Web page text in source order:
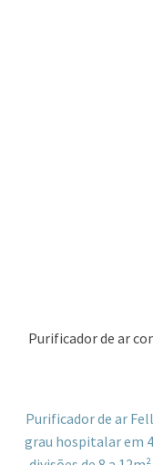
Purificador de ar
Purificador de ar
grau hospitalar em